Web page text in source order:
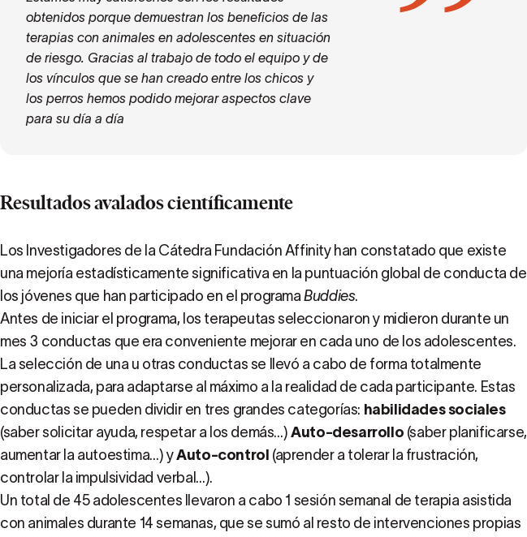
obtenidos porque demuestran los beneficios de las
terapias con animales en adolescentes en situación
de riesgo. Gracias al trabajo de todo el equipo y de
los vínculos que se han creado entre los chicos y
los perros hemos podido mejorar aspectos clave
para su día a día
Resultados avalados científicamente
Los Investigadores de la Cátedra Fundación Affinity han constatado que existe
una mejoría estadísticamente significativa en la puntuación global de conducta de
los jóvenes que han participado en el programaBuddies.
Antes de iniciar el programa, los terapeutas seleccionaron y midieron durante un
mes 3 conductas que era conveniente mejorar en cada uno de los adolescentes.
La selección de una u otras conductas se llevó a cabo de forma totalmente
personalizada, para adaptarse al máximo a la realidad de cada participante. Estas
conductas se pueden dividir en tres grandes categorías: habilidades sociales
(saber solicitar ayuda, respetar a los demás…)Auto-desarrollo (saber planificarse,
aumentar la autoestima…) yAuto-control (aprender a tolerar la frustración,
controlar la impulsividad verbal…).
Un total de 45 adolescentes llevaron a cabo 1 sesión semanal de terapia asistida
con animales durante 14 semanas, que se sumó al resto de intervenciones propias